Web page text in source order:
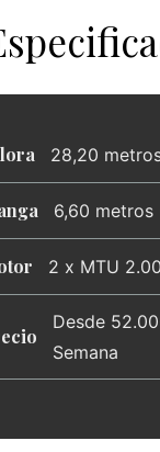
28,20
6,60 metros
2 x MTU
Desde
Semana